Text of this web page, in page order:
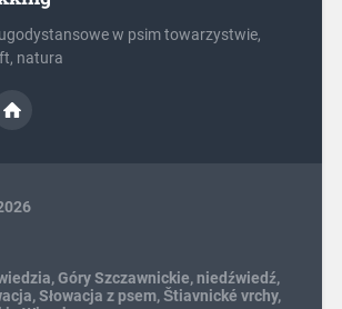
w psim towarzystwie,
natura
,Góry Szczawnickie,niedźwiedź,
,Słowacja z psem,Štiavnické vrchy,